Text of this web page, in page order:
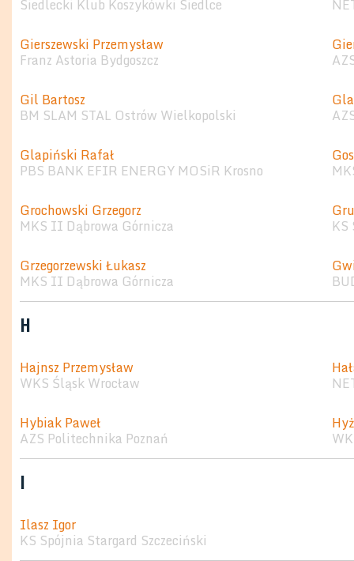
Siedlecki Klub Koszykówki Siedlce
Gierszewski Przemysław
Franz Astoria Bydgoszcz
Gil Bartosz
BM SLAM STAL Ostrów Wielkopolski
Glapiński Rafał
PBS BANK EFIR ENERGY MOSiR Krosno
Grochowski Grzegorz
MKS II Dąbrowa Górnicza
Grzegorzewski Łukasz
MKS II Dąbrowa Górnicza
H
Hajnsz Przemysław
WKS Śląsk Wrocław
Hybiak Paweł
AZS Politechnika Poznań
I
Ilasz Igor
KS Spójnia Stargard Szczeciński